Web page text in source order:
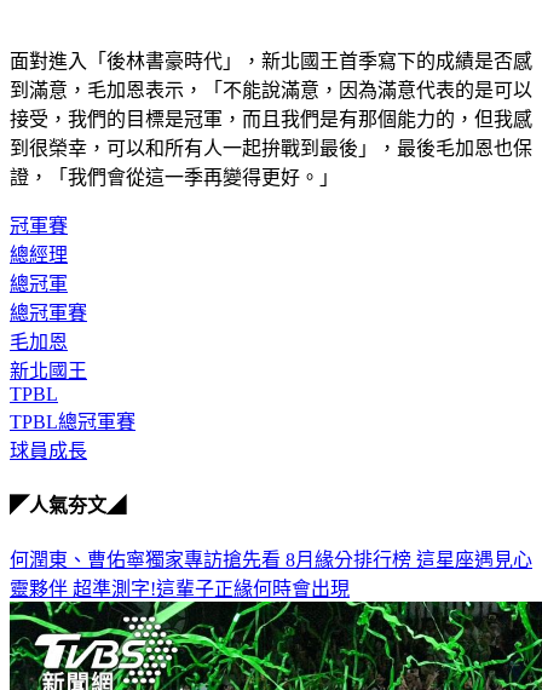
面對進入「後林書豪時代」，新北國王首季寫下的成績是否感
到滿意，毛加恩表示，「不能說滿意，因為滿意代表的是可以
接受，我們的目標是冠軍，而且我們是有那個能力的，但我感
到很榮幸，可以和所有人一起拚戰到最後」，最後毛加恩也保
證，「我們會從這一季再變得更好。」
冠軍賽
總經理
總冠軍
總冠軍賽
毛加恩
新北國王
TPBL
TPBL總冠軍賽
球員成長
◤人氣夯文◢
何潤東、曹佑寧獨家專訪搶先看 8月緣分排行榜 這星座遇見心
靈夥伴 超準測字!這輩子正緣何時會出現